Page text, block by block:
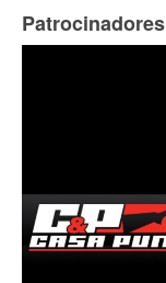
Patrocinadores